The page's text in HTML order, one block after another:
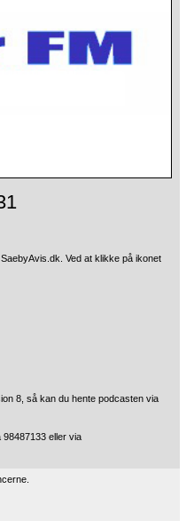
Ved at klikke på ikonet
8, så kan du hente podcasten via
eller via